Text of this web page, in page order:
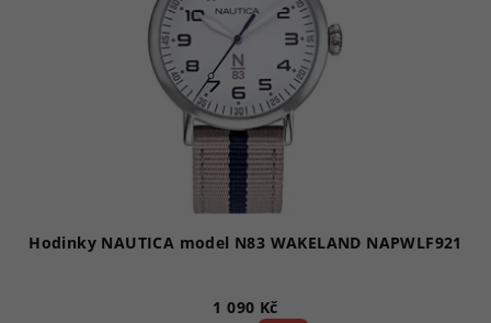
Hodinky NAUTICA model N83 WAKELAND NAPWLF921
1 090 Kč